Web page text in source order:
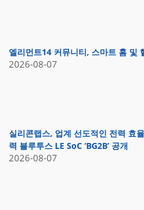
엘리먼트14 커뮤니티, 스마트 홈 및
2026-08-07
실리콘랩스, 업계 선도적인 전력 효
력 블루투스 LE SoC ‘BG2B’ 공개
2026-08-07